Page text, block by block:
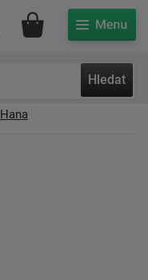
Hledat
Můj účet
Hana